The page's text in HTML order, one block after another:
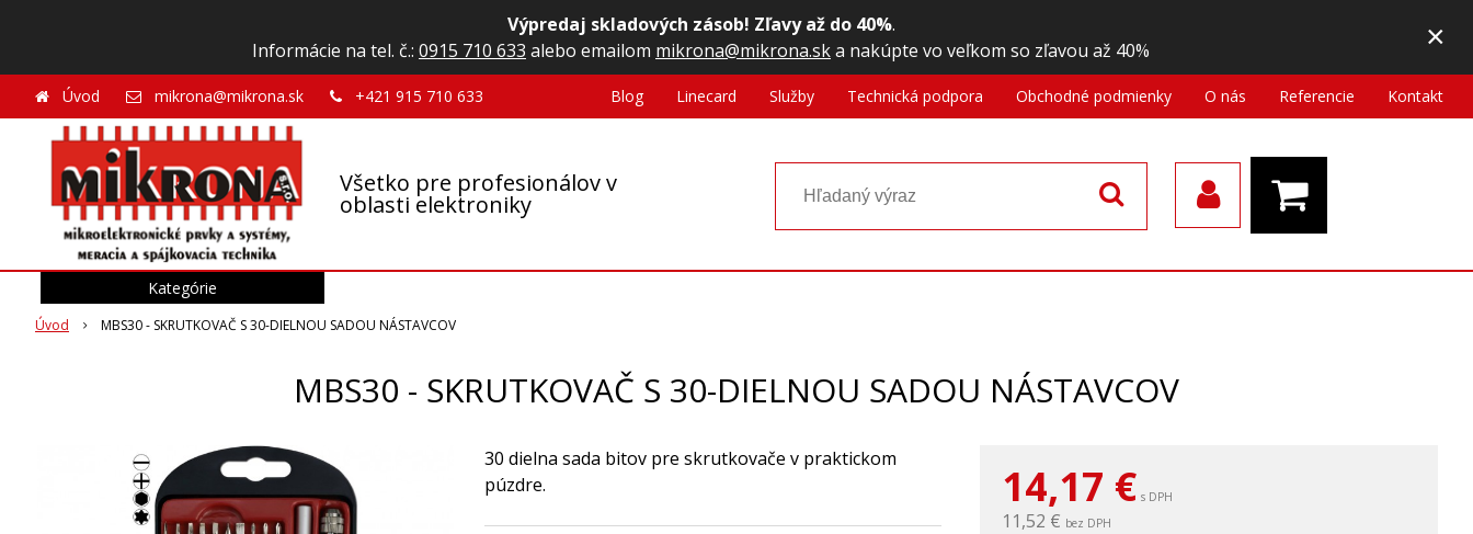
Výpredaj skladových zásob! Zľavy až do 40%.
Informácie na tel. č.: 0915 710 633 alebo emailom mikrona@mikrona.ska nakúpte vo veľkom so zľavou až 40% ×
Všetko pre profesionálov v
oblasti elektroniky
Úvod mikrona@mikrona.sk +421 915 710 633 Blog Linecard Služby Technická podpora Obchodné podmienky O nás Referencie Kontakt
Úvod MBS30 - SKRUTKOVAČ S 30-DIELNOU SADOU NÁSTAVCOV
MBS30 - SKRUTKOVAČ S 30-DIELNOU SADOU NÁSTAVCOV
14,17 € s DPH
11,52 € bez DPH
30 dielna sada bitov pre skrutkovače v praktickom
púzdre.
Kategórie